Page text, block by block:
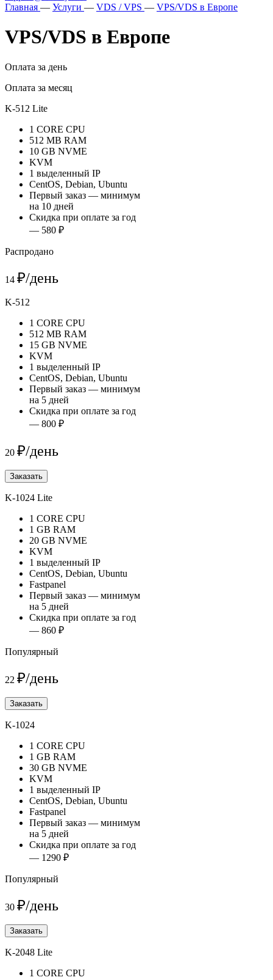
Главная — Услуги — VDS / VPS — VPS/VDS в Европе
VPS/VDS в Европе
Оплата за день
Оплата за месяц
K-512 Lite
1 CORE CPU
512 MB RAM
10 GB NVME
KVM
1 выделенный IP
CentOS, Debian, Ubuntu
Первый заказ — минимум
на 10 дней
Скидка при оплате за год
— 580 ₽
Распродано
14 ₽/день
K-512
1 CORE CPU
512 MB RAM
15 GB NVME
KVM
1 выделенный IP
CentOS, Debian, Ubuntu
Первый заказ — минимум
на 5 дней
Скидка при оплате за год
— 800 ₽
20 ₽/день
Заказать
K-1024 Lite
1 CORE CPU
1 GB RAM
20 GB NVME
KVM
1 выделенный IP
CentOS, Debian, Ubuntu
Fastpanel
Первый заказ — минимум
на 5 дней
Скидка при оплате за год
— 860 ₽
Популярный
22 ₽/день
Заказать
K-1024
1 CORE CPU
1 GB RAM
30 GB NVME
KVM
1 выделенный IP
CentOS, Debian, Ubuntu
Fastpanel
Первый заказ — минимум
на 5 дней
Скидка при оплате за год
— 1290 ₽
Популярный
30 ₽/день
Заказать
K-2048 Lite
1 CORE CPU